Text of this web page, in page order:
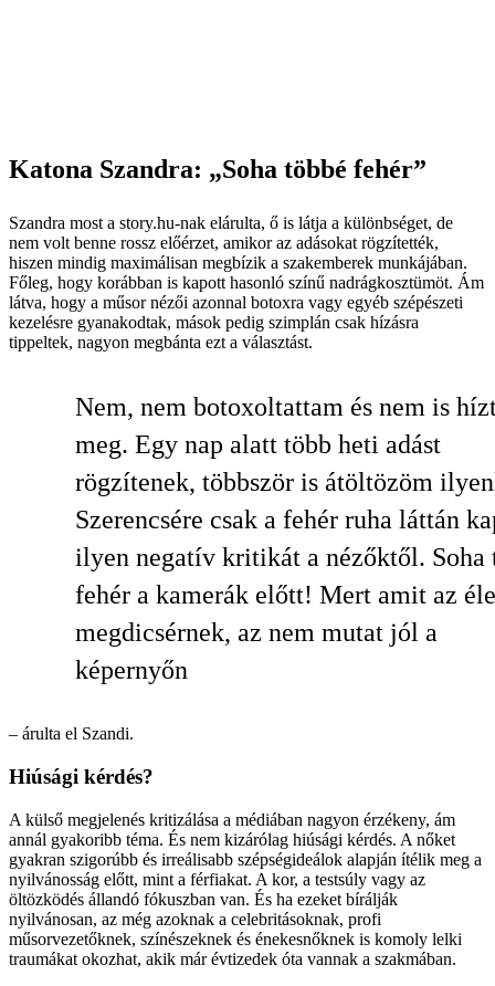
Katona Szandra: „Soha többé fehér”
Szandra most a story.hu-nak elárulta, ő is látja a különbséget, de
nem volt benne rossz előérzet, amikor az adásokat rögzítették,
hiszen mindig maximálisan megbízik a szakemberek munkájában.
Főleg, hogy korábban is kapott hasonló színű nadrágkosztümöt. Ám
látva, hogy a műsor nézői azonnal botoxra vagy egyéb szépészeti
kezelésre gyanakodtak, mások pedig szimplán csak hízásra
tippeltek, nagyon megbánta ezt a választást.
Nem, nem botoxoltattam és nem is
meg. Egy nap alatt több heti adást
rögzítenek, többször is átöltözöm
Szerencsére csak a fehér ruha láttán
ilyen negatív kritikát a nézőktől. Soha
fehér a kamerák előtt! Mert amit az
megdicsérnek, az nem mutat jól a
képernyőn
– árulta el Szandi.
Hiúsági kérdés?
A külső megjelenés kritizálása a médiában nagyon érzékeny, ám
annál gyakoribb téma. És nem kizárólag hiúsági kérdés. A nőket
gyakran szigorúbb és irreálisabb szépségideálok alapján ítélik meg a
nyilvánosság előtt, mint a férfiakat. A kor, a testsúly vagy az
öltözködés állandó fókuszban van. És ha ezeket bírálják
nyilvánosan, az még azoknak a celebritásoknak, profi
műsorvezetőknek, színészeknek és énekesnőknek is komoly lelki
traumákat okozhat, akik már évtizedek óta vannak a szakmában.